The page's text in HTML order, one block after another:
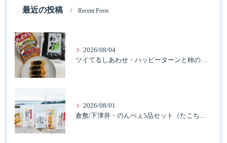
最近の投稿 Recent Posts
2026/08/04
ツイてるしあわせ・ハッピーターンと柿の種とそふとわかめふりかけとタコふりかけ・ハッピーコラボレーション
2026/08/01